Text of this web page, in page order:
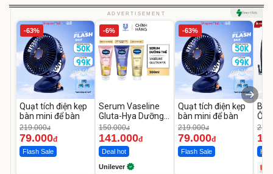
ADVERTISEMENT
-63%
Quạt tích điện kẹp
bàn mini để bàn
219.000đ
79.000đ
Flash Sale
-6%
Serum Vaseline
Gluta-Hya Dưỡng
Da Sáng Mịn Sau 7
Ngày
150.000đ
141.000đ
Deal hot
Unilever
-63%
Quạt tích điện kẹp
bàn mini để bàn
219.000đ
79.000đ
Flash Sale
Ô
Hot